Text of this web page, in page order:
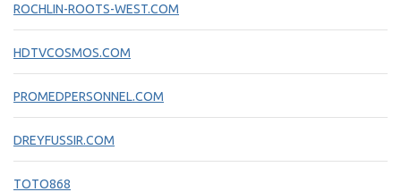
ROCHLIN-ROOTS-WEST.COM
HDTVCOSMOS.COM
PROMEDPERSONNEL.COM
DREYFUSSIR.COM
TOTO868